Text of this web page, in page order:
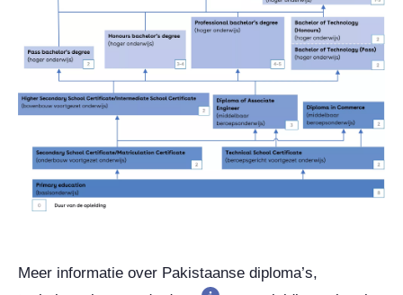
Meer informatie over Pakistaanse diploma’s,